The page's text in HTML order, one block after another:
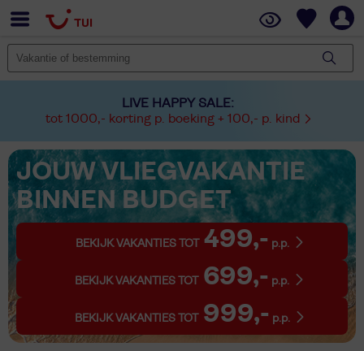
LIVE HAPPY SALE:
tot 1000,- korting p. boeking + 100,- p. kind
JOUW VLIEGVAKANTIE
BINNEN BUDGET
BEKIJK VAKANTIES TOT 499,- p.p.
BEKIJK VAKANTIES TOT 699,- p.p.
BEKIJK VAKANTIES TOT 999,- p.p.